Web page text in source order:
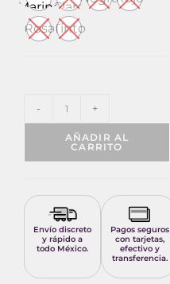
MarinoClaro
RosaTinto
- +
AÑADIR AL
CARRITO
Envío discreto
y rápido a
todo México.
Pagos seguros
con tarjetas,
efectivo y
transferencia.